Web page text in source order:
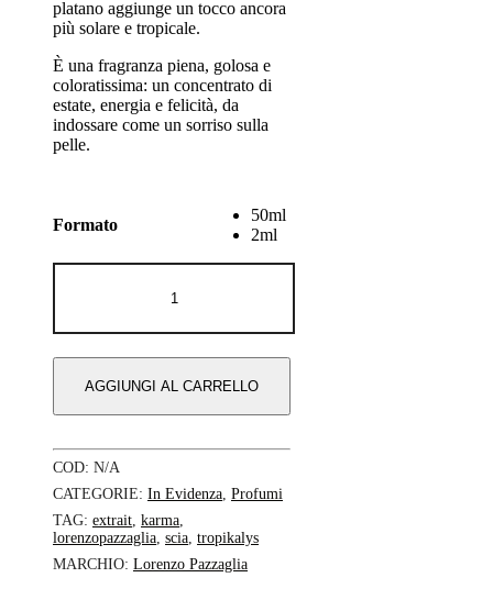
platano aggiunge un tocco ancora
più solare e tropicale.
È una fragranza piena, golosa e
coloratissima: un concentrato di
estate, energia e felicità, da
indossare come un sorriso sulla
pelle.
Formato
50ml
2ml
Karma
Lorenzo
AGGIUNGI AL CARRELLO
COD: N/A
CATEGORIE: In Evidenza Profumi
TAG: extrait karma
lorenzopazzaglia scia tropikalys
MARCHIO: Lorenzo Pazzaglia